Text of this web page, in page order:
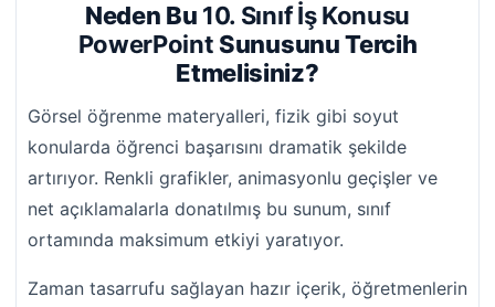
Neden Bu 10. Sınıf İş Konusu
PowerPoint Sunusunu Tercih
Etmelisiniz?
Görsel öğrenme materyalleri, fizik gibi soyut
konularda öğrenci başarısını dramatik şekilde
artırıyor. Renkli grafikler, animasyonlu geçişler ve
net açıklamalarla donatılmış bu sunum, sınıf
ortamında maksimum etkiyi yaratıyor.
Zaman tasarrufu sağlayan hazır içerik, öğretmenlerin